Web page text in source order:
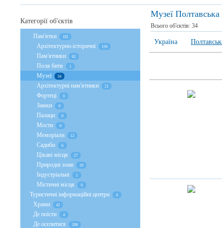
Музеї Полтавська
Всього об'єктів: 34
Україна
Категорії об'єктів
Пам'ятки 182
Архітектурно-історичні 159
Пам'ятники 62
Поля битв 1
Музеї 34
Архітектурні пам'ятники 21
Фортеці 0
Замки 0
Палаци 0
Мости 0
Меморіали 12
Садиби 6
Цікаві місця 27
Природні зони 19
Індустріальні 1
Містичні місця 0
Туристичні інформаційні центри 4
Храми 42
Де поїсти 4
Де оселитися 208